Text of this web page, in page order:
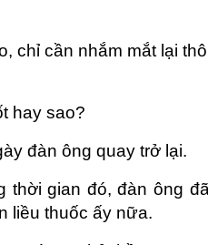
cần nhắm mắt lại
sao?
đàn ông quay trở lại.
thời gian đó, đàn ông
liều thuốc ấy nữa.